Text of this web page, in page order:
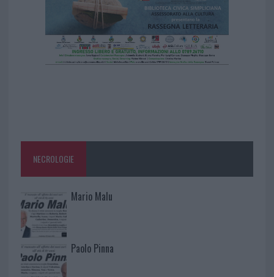
NECROLOGIE
Mario Malu
Paolo Pinna